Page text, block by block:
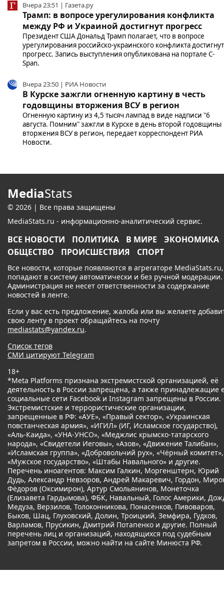
Вчера 23:51 | Газета.ру
Трамп: в вопросе урегулирования конфликта
между РФ и Украиной достигнут прогресс
Президент США Дональд Трамп полагает, что в вопросе
урегулирования российско-украинского конфликта достигнут
прогресс. Запись выступления опубликована на портале C-
Span.
Вчера 23:50 | РИА Новости
В Курске зажгли огненную картину в честь
годовщины вторжения ВСУ в регион
Огненную картину из 4,5 тысяч лампад в виде надписи "6
августа. Помним" зажгли в Курске в день второй годовщины
вторжения ВСУ в регион, передает корреспондент РИА
Новости.
MediaStats
© 2026 | Все права защищены
MediaStats.ru - информационно-аналитический сервис.
ВСЕ НОВОСТИ ПОЛИТИКА В МИРЕ
ЭКОНОМИКА
ОБЩЕСТВО
ПРОИСШЕСТВИЯ СПОРТ
Все новости, которые появляются в агрегаторе MediaStats.ru,
попадают в систему автоматически и без ручной модерации.
Администрация не несет ответственности за содержание
новостей в ленте.
Если у вас есть предложение, жалоба или вы желаете
свою ленту в проект обращайтесь на почту
mediastats@yandex.ru.
Список тегов
СМИ цитируют Telegram
18+
*Meta Platforms признана экстремистской организацией, её
деятельность в России запрещена, а также принадлежащие
социальные сети Facebook и Instagram запрещены в России.
Экстремистские и террористические организации,
запрещенные в РФ: «АУЕ», «Правый сектор», «Украинская
повстанческая армия», «ИГИЛ» (ИГ, Исламское государство),
«Аль-Каида», «УНА-УНСО», «Меджлис крымско-татарского
народа», «Свидетели Иеговы», «Азов», «Движение Талибан»,
«Исламская группа», «Добровольчий рух», «Чёрный комитет»,
«Мужское государство», «Штабы Навального» и другие.
Перечень иноагентов: Максим Галкин, Моргенштерн, Юрий
Дудь, Александр Невзоров, Андрей Макаревич, Гордон,
Фёдоров (Оксимирон), Артур Смольянинов, Монеточка
(Елизавета Гардымова), ФБК, Навальный, Голос Америки,
Медуза, Верзилов, Толоконникова, Понасенков, Пивоваров,
Быков, Шац, Глуховский, Долин, Троицкий, Земфира, Гудков,
Варламов, Прусикин, Дмитрий Потапенко и другие. Полный
перечень лиц и организаций, находящихся под судебным
запретом в России, можно найти на сайте Минюста РФ.